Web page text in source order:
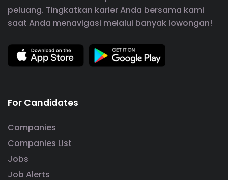
peluang. Tingkatkan karier Anda bersama kami
saat Anda menavigasi melalui banyak lowongan!
For Candidates
Companies
Companies List
Jobs
Job Alerts